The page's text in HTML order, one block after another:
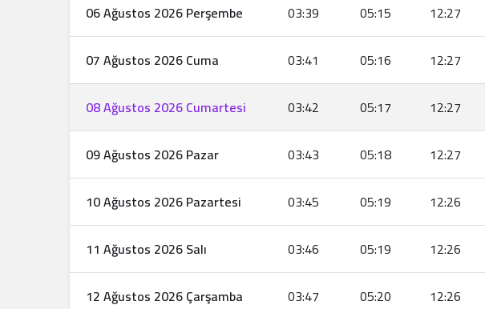
06 Ağustos 2026 Perşembe
03:39 05:15 12:27
07 Ağustos 2026 Cuma
03:41 05:16 12:27
08 Ağustos 2026 Cumartesi
03:42 05:17 12:27
09 Ağustos 2026 Pazar
03:43 05:18 12:27
10 Ağustos 2026 Pazartesi
03:45 05:19 12:26
11 Ağustos 2026 Salı
03:46 05:19 12:26
12 Ağustos 2026 Çarşamba
03:47 05:20 12:26